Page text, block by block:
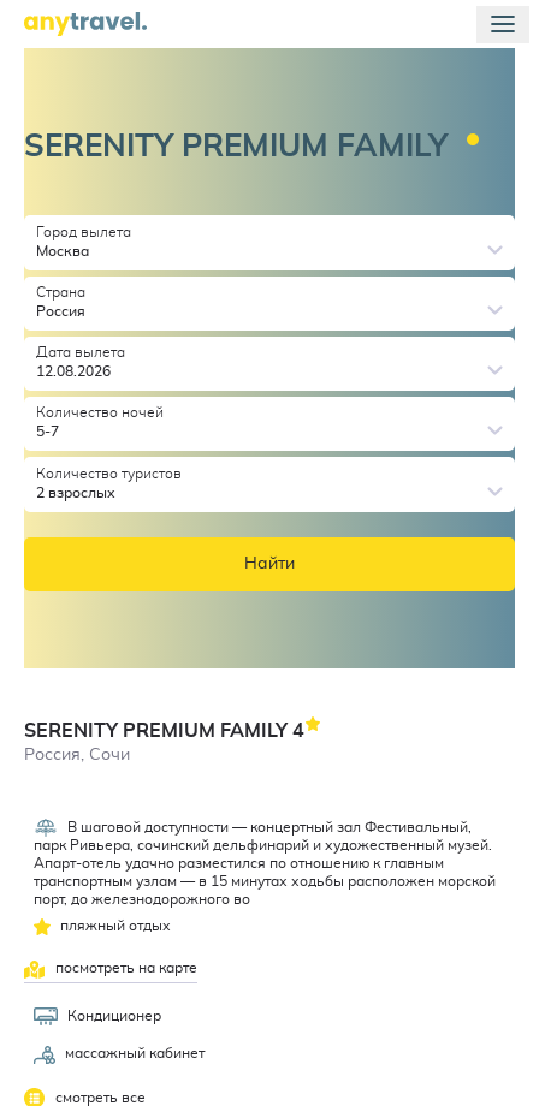
SERENITY PREMIUM FAMILY
Город вылета
Москва
Страна
Россия
Дата вылета
12.08.2026
Количество ночей
5-7
Количество туристов
2 взрослых
Найти
SERENITY PREMIUM FAMILY4
Россия, Сочи
В шаговой доступности — концертный зал Фестивальный,
парк Ривьера, сочинский дельфинарий и художественный музей.
Апарт-отель удачно разместился по отношению к главным
транспортным узлам — в 15 минутах ходьбы расположен морской
порт, до железнодорожного во
пляжный отдых
посмотреть на карте
Кондиционер
массажный кабинет
смотреть все